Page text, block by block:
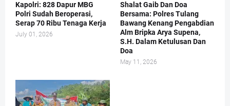
Kapolri: 828 Dapur MBG
Polri Sudah Beroperasi,
Serap 70 Ribu Tenaga Kerja
July 01, 2026
Shalat Gaib Dan Doa
Bersama: Polres Tulang
Bawang Kenang Pengabdian
Alm Bripka Arya Supena,
S.H. Dalam Ketulusan Dan
Doa
May 11, 2026